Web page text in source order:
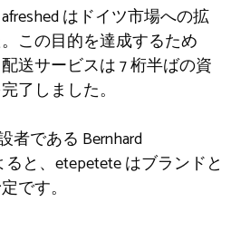
はドイツ市場への拡
この目的を達成するため
送サービスは 7 桁半ばの資
了しました。
者である Bernhard
ると、etepetete はブランドと
です。